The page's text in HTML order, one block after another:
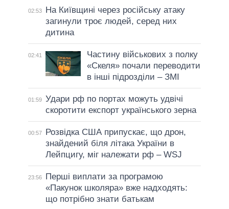
02:53
На Київщині через російську атаку
загинули троє людей, серед них
дитина
02:41
Частину військових з полку
«Скеля» почали переводити
в інші підрозділи – ЗМІ
01:59 Удари рф по портах можуть удвічі
скоротити експорт українського зерна
00:57
Розвідка США припускає, що дрон,
знайдений біля літака України в
Лейпцигу, міг належати рф – WSJ
23:56
Перші виплати за програмою
«Пакунок школяра» вже надходять:
що потрібно знати батькам